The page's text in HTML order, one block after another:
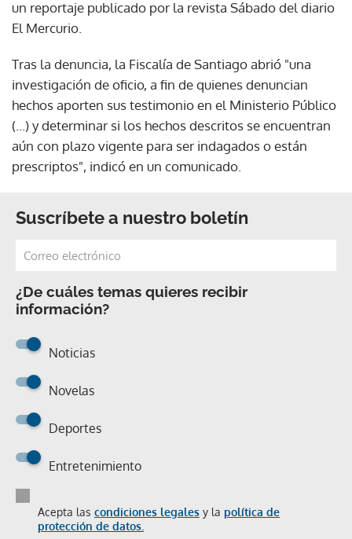
un reportaje publicado por la revista Sábado del diario
El Mercurio.
Tras la denuncia, la Fiscalía de Santiago abrió "una
investigación de oficio, a fin de quienes denuncian
hechos aporten sus testimonio en el Ministerio Público
(...) y determinar si los hechos descritos se encuentran
aún con plazo vigente para ser indagados o están
prescriptos", indicó en un comunicado.
Suscríbete a nuestro boletín
¿De cuáles temas quieres recibir
información?
Noticias
Novelas
Deportes
Entretenimiento
Acepta las condiciones legales y la política de
protección de datos.